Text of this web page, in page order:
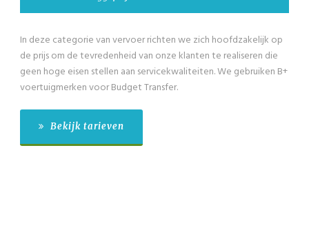
categorie van vervoer richten we zich hoofdzakelijk op
om de tevredenheid van onze klanten te realiseren die
hoge eisen stellen aan servicekwaliteiten. We gebruiken B+
voor Budget Transfer.
Bekijk tarieven
We